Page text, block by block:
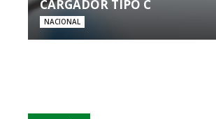
CARGADOR TIPO C
NACIONAL